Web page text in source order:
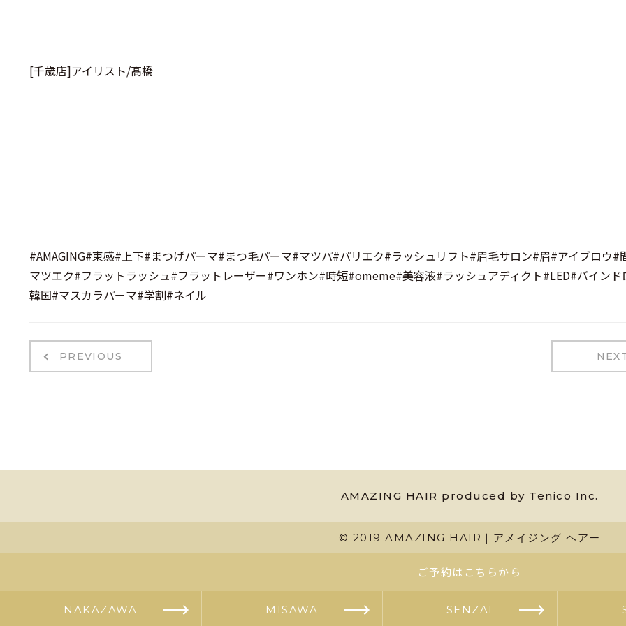
[千歳店]アイリスト/髙橋
#AMAGING#束感#上下#まつげパーマ#まつ毛パーマ#マツパ#パリエク#ラッシュリフト#眉毛サロン#眉#アイブロウ#
マツエク#フラットラッシュ#フラットレーザー#ワンホン#時短#omeme#美容液#ラッシュアディクト#LED#バインド
韓国#マスカラパーマ#学割#ネイル
PREVIOUS
AMAZING HAIR produced by Tenico Inc.
© 2019 AMAZING HAIR｜アメイジング ヘアー
ご予約はこちらから
NAKAZAWA MISAWA SENZAI